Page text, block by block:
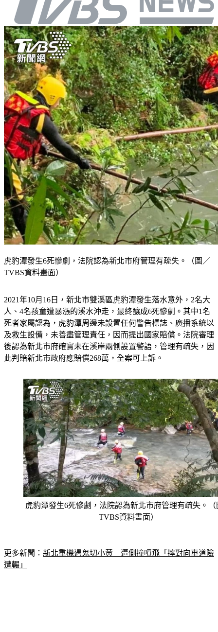
虎豹潭發生6死慘劇，法院認為新北市府管理有疏失。（圖／
TVBS資料畫面）
2021年10月16日，新北市雙溪區虎豹潭發生落水意外，2名大
人、4名孩童遭暴漲的溪水沖走，最終釀成6死慘劇。其中1名
死者家屬認為，虎豹潭周邊未設置任何警告標誌、廣播系統以
及救生設備，未善盡管理責任，因而提出國家賠償。法院審理
後認為新北市府確實未在溪岸兩側設置警語，管理有疏失，因
此判賠新北市政府應賠償268萬，全案可上訴。
虎豹潭發生6死慘劇，法院認為新北市府管理有疏失。（
TVBS資料畫面）
更多新聞： 新北重機遇鬼切小黃　遭側撞噴飛「摔對向車道險
遭輾」